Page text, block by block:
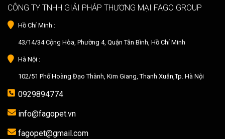
CÔNG TY TNHH GIẢI PHÁP THƯƠNG MẠI FAGO GROUP
Hồ Chí Minh :
43/14/34 Cộng Hòa, Phường 4, Quận Tân Bình, Hồ Chí Minh
Hà Nội :
102/51 Phố Hoàng Đạo Thành, Kim Giang, Thanh Xuân,Tp. Hà Nội
0929894774
info@fagopet.vn
fagopet@gmail.com